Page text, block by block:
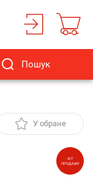
Пошук
У обране
ХІТ
ПРОДАЖУ